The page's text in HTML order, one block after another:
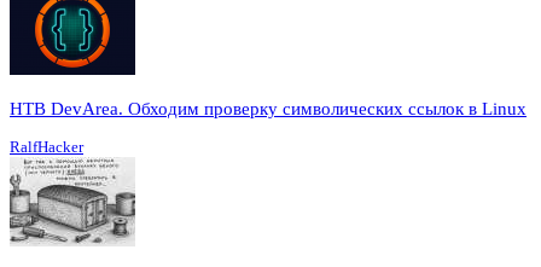
HTB DevArea. Обходим проверку символических ссылок в Linux
RalfHacker